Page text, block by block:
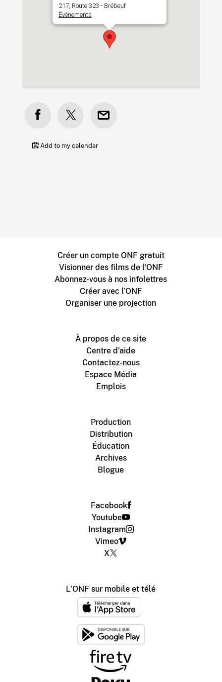
217, Route 323 - Brébeuf
Événements
Add to my calendar
Créer un compte ONF gratuit
Visionner des films de l'ONF
Abonnez-vous à nos infolettres
Créer avec l’ONF
Organiser une projection
À propos de ce site
Centre d'aide
Contactez-nous
Espace Média
Emplois
Production
Distribution
Éducation
Archives
Blogue
Facebook
Youtube
Instagram
Vimeo
X
L'ONF sur mobile et télé